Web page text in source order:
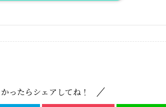
かったらシェアしてね！